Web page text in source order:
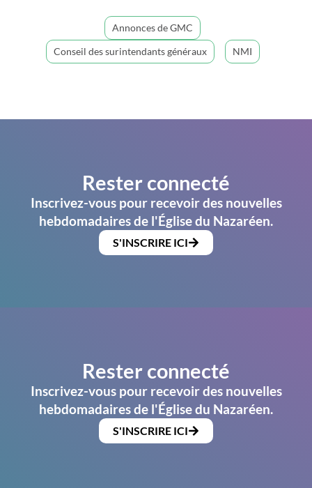
Annonces de GMC
Conseil des surintendants généraux
NMI
Rester connecté
Inscrivez-vous pour recevoir des nouvelles
hebdomadaires de l'Église du Nazaréen.
S'INSCRIRE ICI
Rester connecté
Inscrivez-vous pour recevoir des nouvelles
hebdomadaires de l'Église du Nazaréen.
S'INSCRIRE ICI